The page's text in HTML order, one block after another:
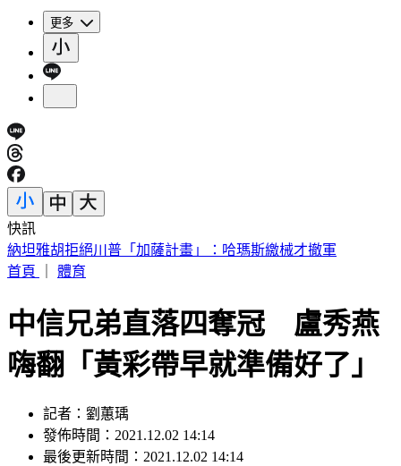
更多
快訊
SBS歌謠大戰／壓軸Stray Kids太炸 全場齊喊Chk Chk Boom
首頁
體育
中信兄弟直落四奪冠 盧秀燕
嗨翻「黃彩帶早就準備好了」
記者：劉蕙瑀
發佈時間：2021.12.02 14:14
最後更新時間：2021.12.02 14:14